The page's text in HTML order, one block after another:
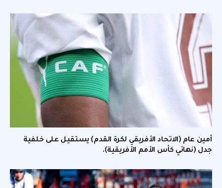
أمين عام (الاتحاد الأفريقي لكرة القدم) يستقيل على خلفية
جدل (نهائي كأس الأمم الأفريقية).